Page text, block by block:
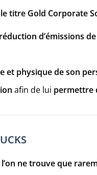
titre Gold Corporate
d’émissions de
et physique de son
afin de lui permettre
ne trouve que